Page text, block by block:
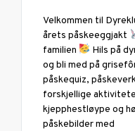
Velkommen til
årets påskeeggjakt
familien
Hils på
og bli med på
påskequiz,
forskjellige
kjepphestløype og
påskebilder med